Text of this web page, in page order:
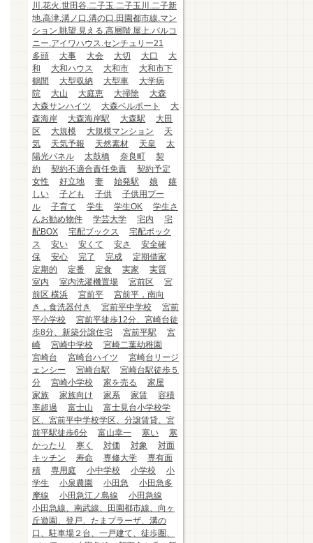
川.花火.世田谷.二子玉.二子玉川.二子新
地.高津.溝ノ口.溝の口.田園都市線.マン
ション.眺望.見える.高層階.屋上.バルコ
ニー.アイワハウス.センチュリー21
多頭
大事 大会 大切 大口
大
和
大和ハウス 大和市
大和市下
鶴間
大型収納 大型車
大学病
院
大山 大庭恵 大掃除
大森
大森サンハイツ
大森ベルポート
大
森海岸
大森海岸駅 大森駅
大田
区
大規模 大規模マンション
天
気
天気予報 天然素材 天皇
太
陽光パネル
太鼓橋 奈良町
契
約
契約不適合責任免責
契約予定
女性
好立地 妻 始発駅 娘
嬉
しい
子ども 子供
子供用プー
ル
子育て 学生 学生OK
学生さ
んお勧め物件
学芸大学 宅内
宅
配BOX
宅配ブックス
宅配ボック
ス
安い 安くて 安さ
安全確
保
安心 完了 完成
定期借家
定期的
定番 定食 実家
実質
室内
室内洗濯機置場 宮前区
宮
前区.横浜
宮前平
宮前平，南向
き，食洗器付き
宮前平中学校
宮前
平小学校
宮前平徒歩12分、宮崎台徒
歩8分、新築分譲住宅
宮前平駅
宮
崎
宮崎中学校
宮崎二葉幼稚園
宮崎台
宮崎台ハイツ
宮崎台リージ
ェンシー
宮崎台駅
宮崎台駅徒歩５
分
宮崎小学校 家を売る
家屋
家族
家族向け 家系 家賃
容積
率超過
富士山
富士見台小学校学
区、宮前平中学校学区、分譲賃貸、宮
前平駅徒歩6分
富山幸一 寒い
寒
かったり
寒く 対価 対象
対面
キッチン
寿命 専修大学
専有面
積
専用庭 小中学校 小学校
小
学生
小泉農園 小田急
小田急多
摩線
小田急江ノ島線
小田急線
小田急線、南武線、田園都市線、向ヶ
丘遊園、登戸、たまプラーザ、溝の
口、駐車場２台、一戸建て、徒歩圏、